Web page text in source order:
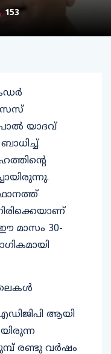
153
യാദവ്
മാസം 30-
ആയി
രണ്ടു വര്‍ഷം